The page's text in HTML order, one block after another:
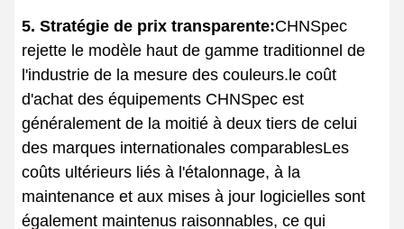
5. Stratégie de prix transparente:CHNSpec
rejette le modèle haut de gamme traditionnel de
l'industrie de la mesure des couleurs.le coût
d'achat des équipements CHNSpec est
généralement de la moitié à deux tiers de celui
des marques internationales comparablesLes
coûts ultérieurs liés à l'étalonnage, à la
maintenance et aux mises à jour logicielles sont
également maintenus raisonnables, ce qui